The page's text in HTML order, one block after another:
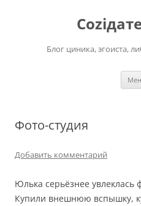
Блог циника, эгоиста,
Фото-студия
Добавить комментарий
Юлька серьёзнее увлеклась
Купили внешнюю вспышку,